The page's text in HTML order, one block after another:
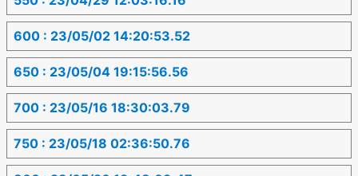
600 : 23/05/02 14:20:53.52
650 : 23/05/04 19:15:56.56
700 : 23/05/16 18:30:03.79
750 : 23/05/18 02:36:50.76